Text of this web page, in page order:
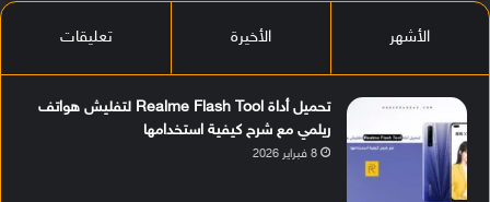
الأشهر الأخيرة تعليقات
تحميل أداة Realme Flash Tool لتفليش هواتف
ريلمي مع شرح كيفية استخدامها
8 فبراير 2026